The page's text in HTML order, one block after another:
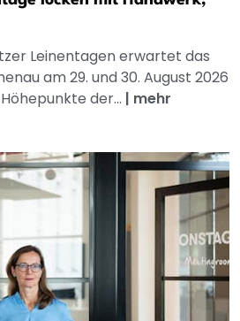
Leinentagen erwartet das
am 29. und 30. August 2026
der... | mehr